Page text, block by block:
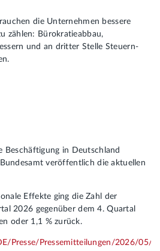
die Unternehmen bessere
zählen: Bürokratieabbau,
und an dritter Stelle Steuern-
Beschäftigung in Deutschland
veröffentlich die aktuellen
Effekte ging die Zahl der
2026 gegenüber dem 4. Quartal
oder 1,1 % zurück.
Presse/Pressemitteilungen/2026/05/